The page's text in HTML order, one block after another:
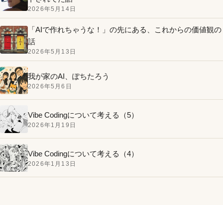
2026年5月14日
「AIで作れちゃうな！」の先にある、これからの価値観の
話
2026年5月13日
我が家のAI、ぽちたろう
2026年5月6日
Vibe Codingについて考える（5）
2026年1月19日
Vibe Codingについて考える（4）
2026年1月13日